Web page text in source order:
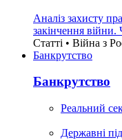
Аналіз захисту
закінчення війни.
Статті • Війна з
Банкрутство
Банкрутство
Реальний
Державні